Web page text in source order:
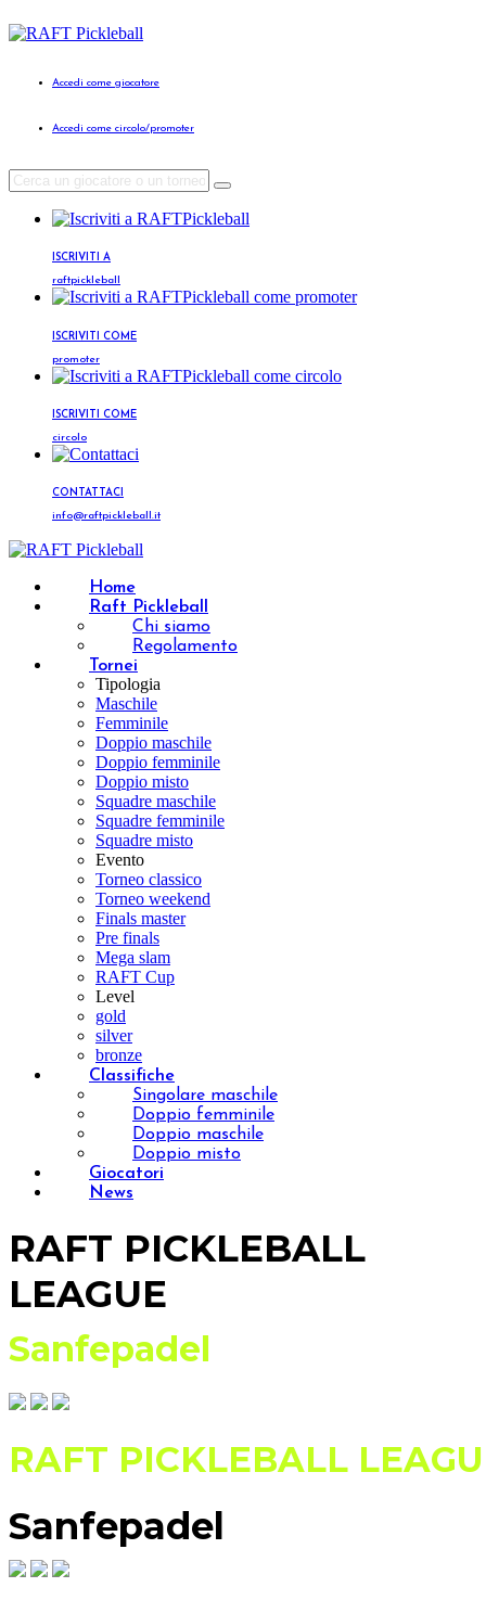
Accedi come giocatore
Accedi come circolo/promoter
ISCRIVITI A
raftpickleball
ISCRIVITI COME
promoter
ISCRIVITI COME
circolo
CONTATTACI
info@raftpickleball.it
Home
Raft Pickleball
Chi siamo
Regolamento
Tornei
Tipologia
Maschile
Femminile
Doppio maschile
Doppio femminile
Doppio misto
Squadre maschile
Squadre femminile
Squadre misto
Evento
Torneo classico
Torneo weekend
Finals master
Pre finals
Mega slam
RAFT Cup
Level
gold
silver
bronze
Classifiche
Singolare maschile
Doppio femminile
Doppio maschile
Doppio misto
Giocatori
News
RAFT PICKLEBALL
LEAGUE
Sanfepadel
RAFT PICKLEBALL
Sanfepadel